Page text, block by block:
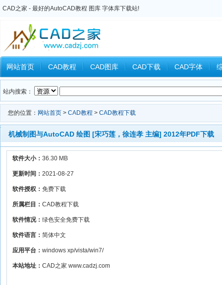
CAD之家 - 最好的AutoCAD教程 图库 字体库下载站!
网站首页 CAD教程 CAD图库 CAD下载 CAD字体
Inventor教程 Ansys教程 CAXA教程 中望CAD Catia教
站内搜索：
您的位置： 网站首页 > CAD教程 > CAD教程下载
机械制图与AutoCAD 绘图 [宋巧莲，徐连孝 主编] 2012年PDF下载
软件大小： 36.30 MB
更新时间： 2021-08-27
软件授权： 免费下载
所属栏目： CAD教程下载
软件情况： 绿色安全免费下载
软件语言： 简体中文
应用平台： windows xp/vista/win7/
本站地址： CAD之家 www.cadzj.com